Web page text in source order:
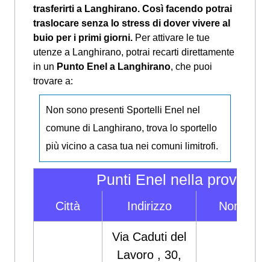
trasferirti a Langhirano. Così facendo potrai
traslocare senza lo stress di dover vivere al
buio per i primi giorni. Per attivare le tue
utenze a Langhirano, potrai recarti direttamente
in un Punto Enel a Langhirano, che puoi
trovare a:
Non sono presenti Sportelli Enel nel
comune di Langhirano, trova lo sportello
più vicino a casa tua nei comuni limitrofi.
Punti Enel nella
Città Indirizzo Nome
Via Caduti del
Lavoro , 30,